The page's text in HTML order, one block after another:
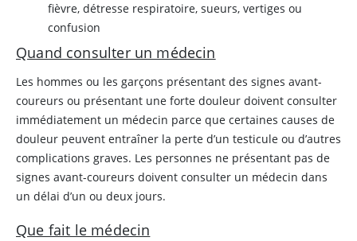
fièvre, détresse respiratoire, sueurs, vertiges ou
confusion
Quand consulter un médecin
Les hommes ou les garçons présentant des signes avant-
coureurs ou présentant une forte douleur doivent consulter
immédiatement un médecin parce que certaines causes de
douleur peuvent entraîner la perte d’un testicule ou d’autres
complications graves. Les personnes ne présentant pas de
signes avant-coureurs doivent consulter un médecin dans
un délai d’un ou deux jours.
Que fait le médecin